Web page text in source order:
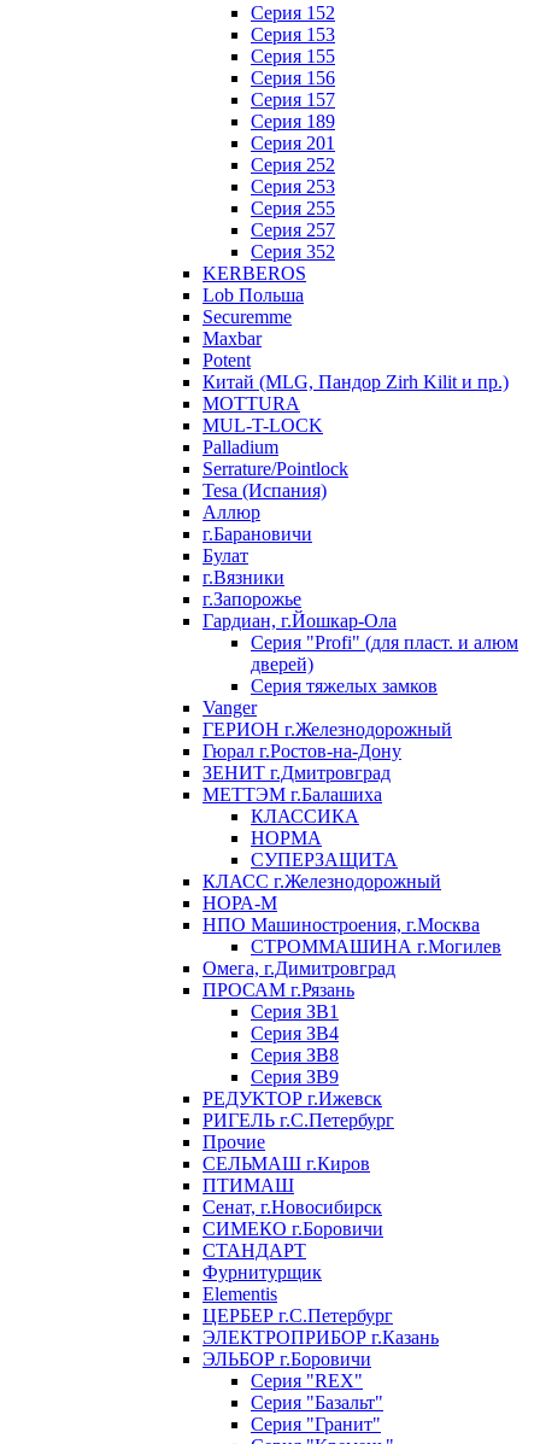
Серия 152
Серия 153
Серия 155
Серия 156
Серия 157
Серия 189
Серия 201
Серия 252
Серия 253
Серия 255
Серия 257
Серия 352
KERBEROS
Lob Польша
Securemme
Maxbar
Potent
Китай (MLG, Пандор Zirh Kilit и пр.)
MOTTURA
MUL-T-LOCK
Palladium
Serrature/Pointlock
Tesa (Испания)
Аллюр
г.Барановичи
Булат
г.Вязники
г.Запорожье
Гардиан, г.Йошкар-Ола
Серия "Profi" (для пласт. и алюм
дверей)
Серия тяжелых замков
Vanger
ГЕРИОН г.Железнодорожный
Гюрал г.Ростов-на-Дону
ЗЕНИТ г.Дмитровград
МЕТТЭМ г.Балашиха
КЛАССИКА
НОРМА
СУПЕРЗАЩИТА
КЛАСС г.Железнодорожный
НОРА-М
НПО Машиностроения, г.Москва
СТРОММАШИНА г.Могилев
Омега, г.Димитровград
ПРОСАМ г.Рязань
Серия ЗВ1
Серия ЗВ4
Серия ЗВ8
Серия ЗВ9
РЕДУКТОР г.Ижевск
РИГЕЛЬ г.С.Петербург
Прочие
СЕЛЬМАШ г.Киров
ПТИМАШ
Сенат, г.Новосибирск
СИМЕКО г.Боровичи
СТАНДАРТ
Фурнитурщик
Elementis
ЦЕРБЕР г.С.Петербург
ЭЛЕКТРОПРИБОР г.Казань
ЭЛЬБОР г.Боровичи
Серия "REX"
Серия "Базальт"
Серия "Гранит"